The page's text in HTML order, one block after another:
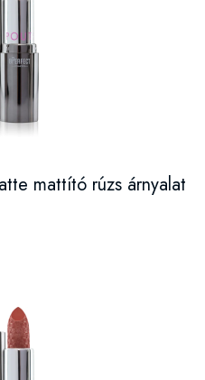
mattító rúzs árnyalat